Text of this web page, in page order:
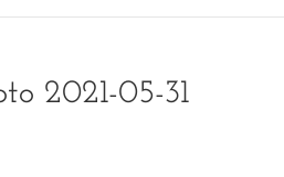
2021-05-31